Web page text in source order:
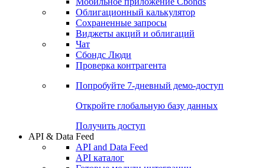
Портфель
Watchlist
Надстройка XLS
Мобильное приложение Cbonds
Облигационный калькулятор
Сохраненные запросы
Чат
Проверка контрагента
Попробуйте7-дневный
Откройте глобальную базу данных